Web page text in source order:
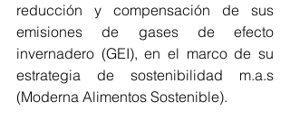
reducción y compensación de sus
emisiones de gases de efecto
invernadero (GEI), en el marco de su
estrategia de sostenibilidad m.a.s
(Moderna Alimentos Sostenible).